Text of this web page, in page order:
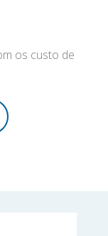
os custo de